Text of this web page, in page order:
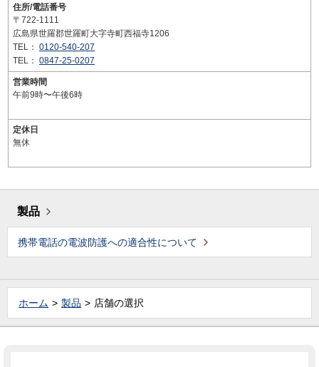
住所/電話番号
〒722-1111
広島県世羅郡世羅町大字寺町西福寺1206
TEL： 0120-540-207
TEL： 0847-25-0207
営業時間
午前9時〜午後6時
定休日
無休
製品
携帯電話の電波防護への適合性について
ホーム 製品 店舗の選択